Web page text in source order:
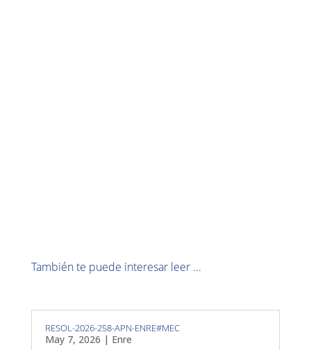
También te puede interesar leer ...
RESOL-2026-258-APN-ENRE#MEC
May 7, 2026 | Enre